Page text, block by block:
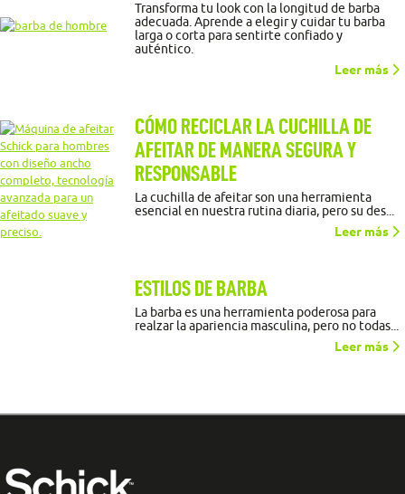
Transforma tu look con la longitud de barba
adecuada. Aprende a elegir y cuidar tu barba
larga o corta para sentirte confiado y
auténtico.
Leer más
CÓMO RECICLAR LA CUCHILLA DE
AFEITAR DE MANERA SEGURA Y
RESPONSABLE
La cuchilla de afeitar son una herramienta
esencial en nuestra rutina diaria, pero su des...
Leer más
ESTILOS DE BARBA
La barba es una herramienta poderosa para
realzar la apariencia masculina, pero no todas...
Leer más